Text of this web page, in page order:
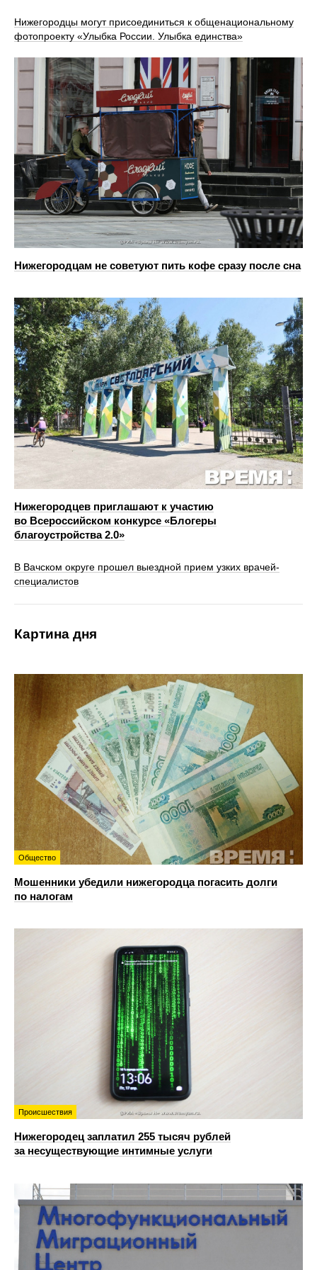
Нижегородцы могут присоединиться к общенациональному
фотопроекту «Улыбка России. Улыбка единства»
Нижегородцам не советуют пить кофе сразу после сна
Нижегородцев приглашают к участию
во Всероссийском конкурсе «Блогеры
благоустройства 2.0»
В Вачском округе прошел выездной прием узких врачей-
специалистов
Картина дня
Общество
Мошенники убедили нижегородца погасить долги
по налогам
Происшествия
Нижегородец заплатил 255 тысяч рублей
за несуществующие интимные услуги